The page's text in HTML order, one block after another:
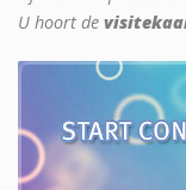
U hoort de